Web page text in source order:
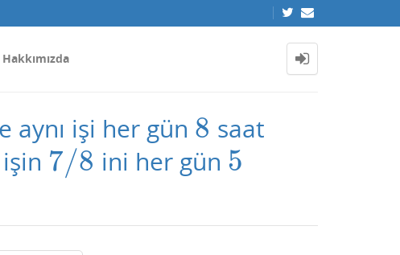
Hakkımızda
aynı işi her gün 8
8 saat
7/8
7/8 ini her gün 5
5